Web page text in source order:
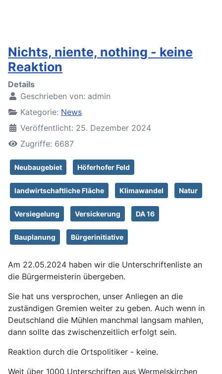
Nichts, niente, nothing - keine
Reaktion
Details
Geschrieben von: admin
Kategorie: News
Veröffentlicht: 25. Dezember 2024
Zugriffe: 6687
Neubaugebiet Höferhofer Feld
landwirtschaftliche Fläche Klimawandel Natur
Versiegelung Versickerung DA 16
Bauplanung Bürgerinitiative
Am 22.05.2024 haben wir die Unterschriftenliste an
die Bürgermeisterin übergeben.
Sie hat uns versprochen, unser Anliegen an die
zuständigen Gremien weiter zu geben. Auch wenn in
Deutschland die Mühlen manchmal langsam mahlen,
dann sollte das zwischenzeitlich erfolgt sein.
Reaktion durch die Ortspolitiker - keine.
Weit über 1000 Unterschriften aus Wermelskirchen